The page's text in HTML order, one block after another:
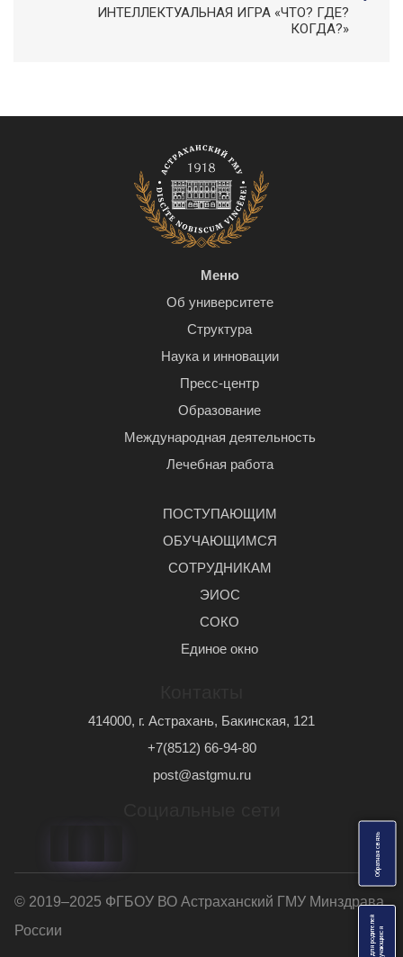
О
б
р
а
т
н
а
я
с
в
я
з
ь
я
ИНТЕЛЛЕКТУАЛЬНАЯ ИГРА «ЧТО? ГДЕ?
КОГДА?»
Меню
Об университете
Структура
Наука и инновации
Пресс-центр
Образование
Международная деятельность
Лечебная работа
ПОСТУПАЮЩИМ
ОБУЧАЮЩИМСЯ
СОТРУДНИКАМ
ЭИОС
СОКО
Единое окно
414000, г. Астрахань, Бакинская, 121
+7(8512) 66-94-80
post@astgmu.ru
© 2019–2025 ФГБОУ ВО Астраханский ГМУ Минздрава
России